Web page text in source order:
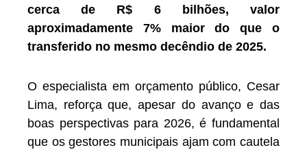
cerca de R$ 6 bilhões, valor
aproximadamente 7% maior do que o
transferido no mesmo decêndio de 2025.
O especialista em orçamento público, Cesar
Lima, reforça que, apesar do avanço e das
boas perspectivas para 2026, é fundamental
que os gestores municipais ajam com cautela